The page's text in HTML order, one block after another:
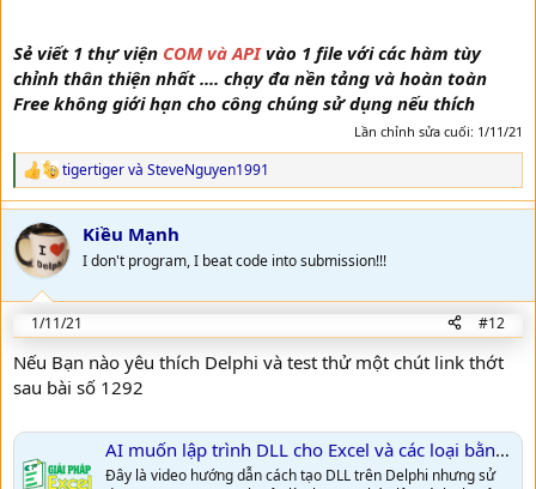
Sẻ viết 1 thự viện COM và APIvào 1 file với các hàm tùy
chỉnh thân thiện nhất .... chạy đa nền tảng và hoàn toàn
Free không giới hạn cho công chúng sử dụng nếu thích
Lần chỉnh sửa cuối: 1/11/21
R
e
a
c
t
i
tigertigervà SteveNguyen1991
Kiều Mạnh
I don't program, I beat code into submission!!!
1/11/21 #12
Nếu Bạn nào yêu thích Delphi và test thử một chút link thớt
sau bài số 1292
AI muốn lập trình DLL cho Excel và các loại bằng Delphi thì xem video này nhé!
Đây là video hướng dẫn cách tạo DLL trên Delphi nhưng sử